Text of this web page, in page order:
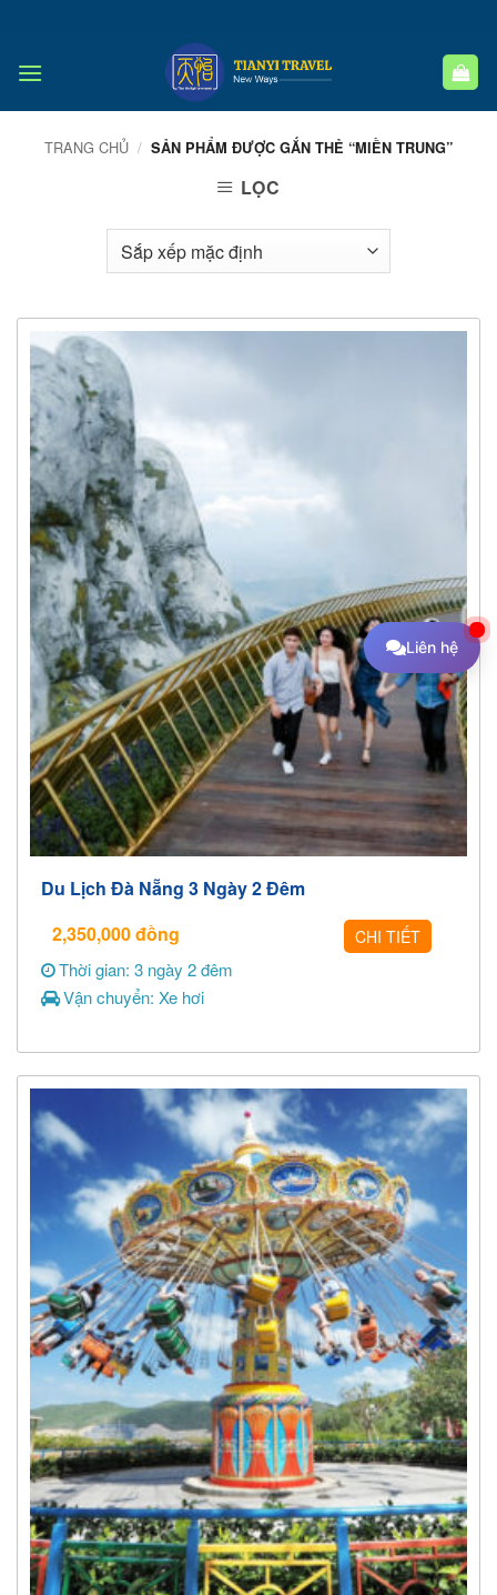
nội
TRANG CHỦ / SẢN PHẨM ĐƯỢC GẮN THẺ “MIỀN TRUNG”
LỌC
Du Lịch Đà Nẵng 3 Ngày 2 Đêm
2,350,000đồng CHI TIẾT
Thời gian: 3 ngày 2 đêm
Vận chuyển: Xe hơi
Liên hệ